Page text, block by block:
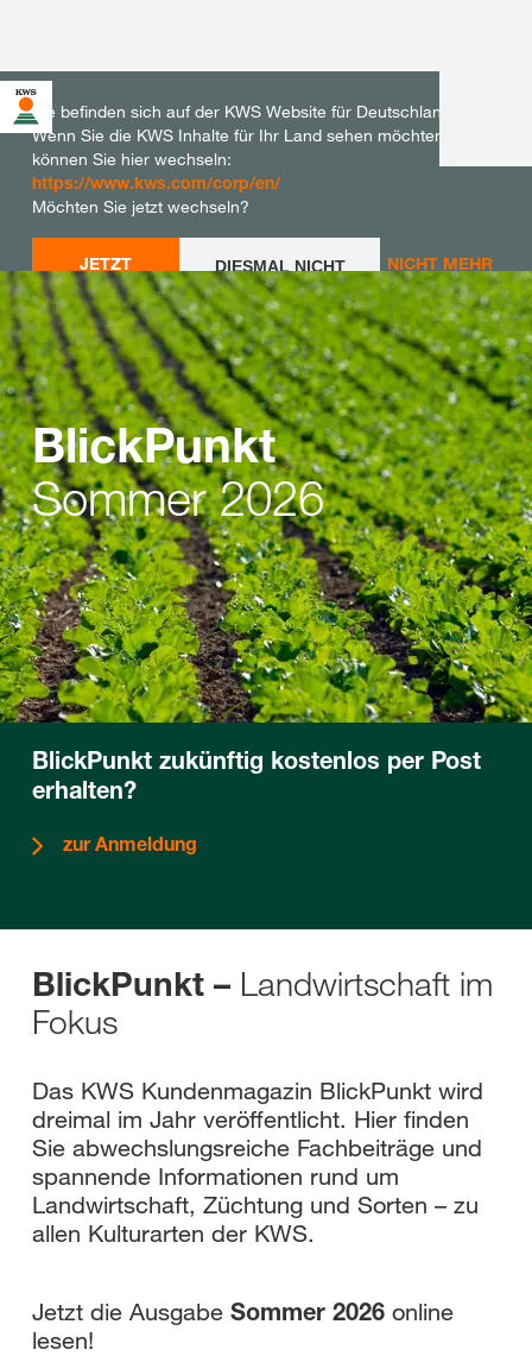
Sie befinden sich auf der KWS Website für Deutschland.
Wenn Sie die KWS Inhalte für Ihr Land sehen möchten,
können Sie hier wechseln:
https://www.kws.com/corp/en/
Möchten Sie jetzt wechseln?
JETZT
WECHSELN
DIESMAL NICHT
WECHSELN
NICHT MEHR
FRAGEN
BlickPunkt
Sommer 2026
BlickPunkt zukünftig kostenlos per Post
erhalten?
zur Anmeldung
BlickPunkt – Landwirtschaft im
Fokus
Das KWS Kundenmagazin BlickPunkt wird
dreimal im Jahr veröffentlicht. Hier finden
Sie abwechslungsreiche Fachbeiträge und
spannende Informationen rund um
Landwirtschaft, Züchtung und Sorten – zu
allen Kulturarten der KWS.
Jetzt die Ausgabe Sommer 2026 online
lesen!